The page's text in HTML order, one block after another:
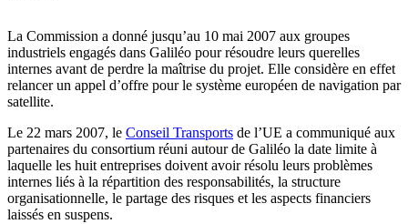
La Commission a donné jusqu’au 10 mai 2007 aux groupes
industriels engagés dans Galiléo pour résoudre leurs querelles
internes avant de perdre la maîtrise du projet. Elle considère en effet
relancer un appel d’offre pour le système européen de navigation par
satellite.
Le 22 mars 2007, le Conseil Transports de l’UE a communiqué aux
partenaires du consortium réuni autour de Galiléo la date limite à
laquelle les huit entreprises doivent avoir résolu leurs problèmes
internes liés à la répartition des responsabilités, la structure
organisationnelle, le partage des risques et les aspects financiers
laissés en suspens.